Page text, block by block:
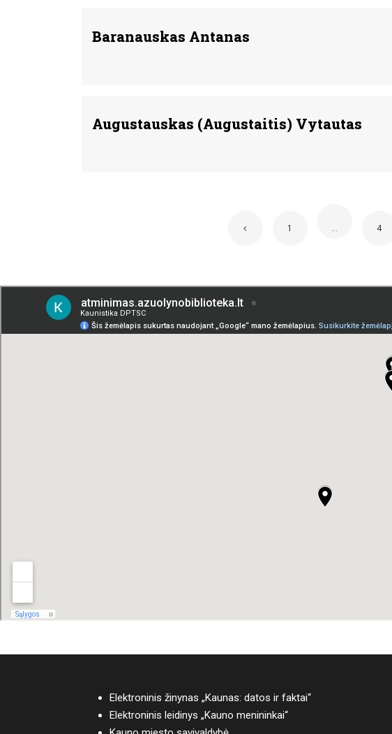
Baranauskas Antanas
Augustauskas (Augustaitis) Vytautas
1 … 4
Elektroninis žinynas „Kaunas: datos ir faktai“
Elektroninis leidinys „Kauno menininkai“